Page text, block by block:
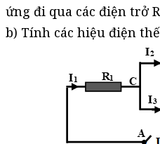
ứng đi qua các điện trở R
b) Tính các hiệu điện